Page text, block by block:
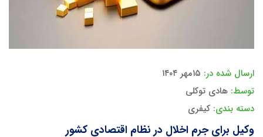
ارسال شده در: ۱۵مهر ۱۴۰۴
توسط: هادی توکلی
دسته بندی: کیفری
وکیل برای جرم اخلال در نظام اقتصادی کشور